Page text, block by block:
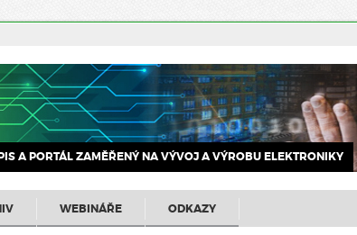
A PORTÁL ZAMĚŘENÝ NA VÝVOJ A VÝROBU ELEKTRONIKY
WEBINÁŘE ODKAZY